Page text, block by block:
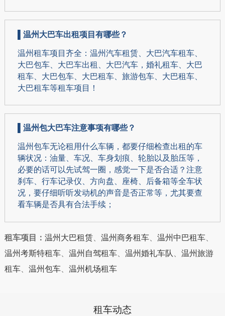
温州大巴车出租项目有哪些？
温州租车项目齐全：温州汽车租赁、大巴汽车租车、
大巴包车、大巴车出租、大巴汽车，婚礼租车、大巴
租车、大巴包车、大巴租车、旅游包车、大巴租车、
大巴租车等租车项目！
温州包大巴车注意事项有哪些？
温州包车无论租用什么车辆，都要仔细检查出租的车
辆状况：油量、车况、车身划痕、轮胎以及胎压等，
必要的话可以先试驾一圈，感觉一下是否合适？注意
刹车、行车记录仪、方向盘、座椅、后备箱等全车状
况，要仔细听听发动机的声音是否正常等，尤其要查
看车辆是否具有合法手续；
租车项目： 温州大巴租赁、 温州商务租车、 温州中巴租车、
温州考斯特租车、 温州自驾租车、 温州婚礼车队、 温州旅游
租车、 温州包车、 温州机场租车
租车动态